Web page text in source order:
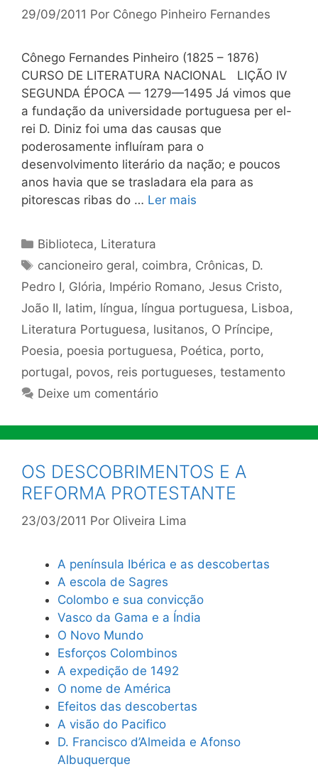
29/09/2011 Por Cônego Pinheiro Fernandes
Cônego Fernandes Pinheiro (1825 – 1876)
CURSO DE LITERATURA NACIONAL LIÇÃO IV
SEGUNDA ÉPOCA — 1279—1495 Já vimos que
a fundação da universidade portuguesa per el-
rei D. Diniz foi uma das causas que
poderosamente influí­ram para o
desenvolvimento literário da nação; e poucos
anos havia que se trasladara ela para as
pitorescas ribas do … Ler mais
Categorias
Biblioteca, Literatura
Tags
cancioneiro geral, coimbra, Crônicas, D.
Pedro I, Glória, Império Romano, Jesus Cristo,
João II, latim, língua, língua portuguesa, Lisboa,
Literatura Portuguesa, lusitanos, O Príncipe,
Poesia, poesia portuguesa, Poética, porto,
portugal, povos, reis portugueses, testamento
Deixe um comentário
OS DESCOBRIMENTOS E A
REFORMA PROTESTANTE
23/03/2011 Por Oliveira Lima
A península Ibérica e as descobertas
A escola de Sagres
Colombo e sua convicção
Vasco da Gama e a Índia
O Novo Mundo
Esforços Colombinos
A expedição de 1492
O nome de América
Efeitos das descobertas
A visão do Pacifico
D. Francisco d’Almeida e Afonso
Albuquerque